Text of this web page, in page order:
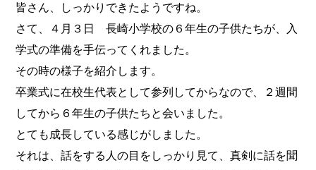
皆さん、しっかりできたようですね。
さて、
４月３日 長崎小学校の６年生の子供たちが、入
学式の準備を手伝ってくれました。
その時の様子を紹介します。
卒業式に在校生代表として参列してからなので、２週間
してから６年生の子供たちと会いました。
とても成長している感じがしました。
それは、話をする人の目をしっかり見て、真剣に話を聞